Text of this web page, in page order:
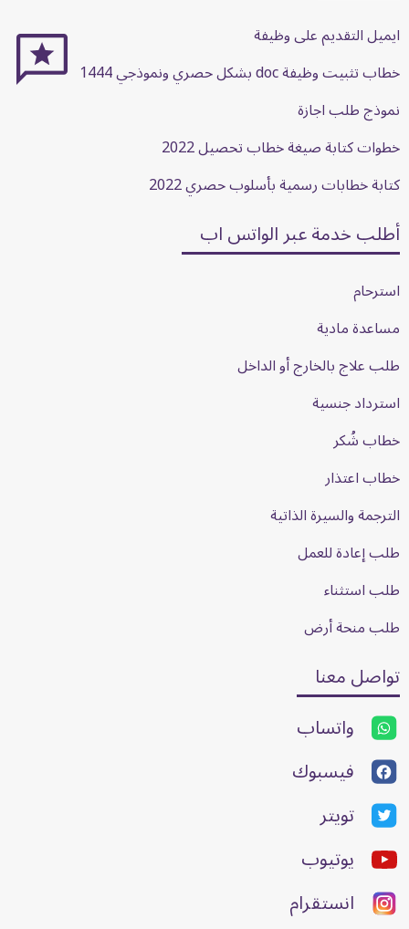
ايميل التقديم على وظيفة
خطاب تثبيت وظيفة doc بشكل حصري ونموذجي 1444
نموذج طلب اجازة
خطوات كتابة صيغة خطاب تحصيل 2022
كتابة خطابات رسمية بأسلوب حصري 2022
أطلب خدمة عبر الواتس اب
استرحام
مساعدة مادية
طلب علاج بالخارج أو الداخل
استرداد جنسية
خطاب شُكر
خطاب اعتذار
الترجمة والسيرة الذاتية
طلب إعادة للعمل
طلب استثناء
طلب منحة أرض
تواصل معنا
واتساب
فيسبوك
تويتر
يوتيوب
انستقرام